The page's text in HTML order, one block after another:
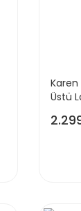
Üstü